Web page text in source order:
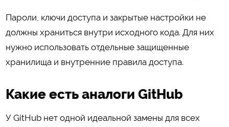
Пароли, ключи доступа и закрытые настройки не
должны храниться внутри исходного кода. Для них
нужно использовать отдельные защищенные
хранилища и внутренние правила доступа.
Какие есть аналоги GitHub
У GitHub нет одной идеальной замены для всех